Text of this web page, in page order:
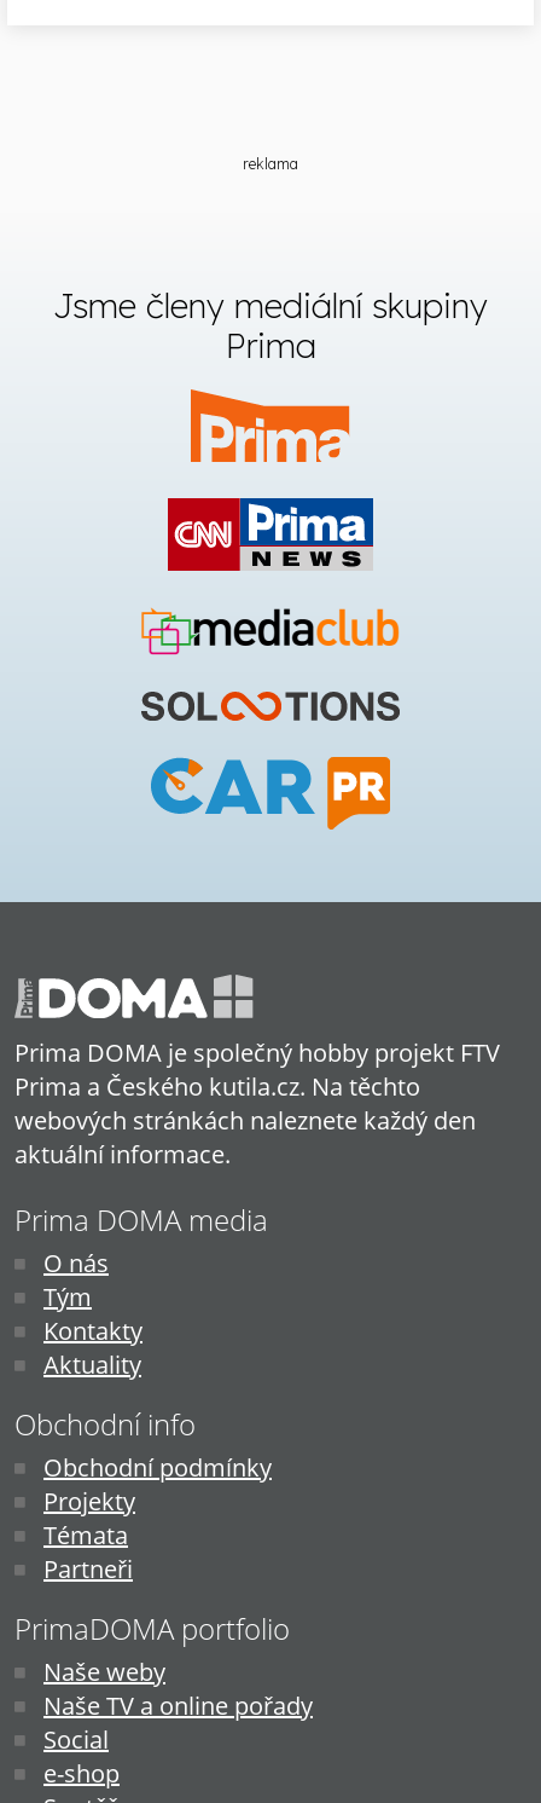
reklama
Jsme členy mediální skupiny
Prima
Prima DOMA je společný hobby projekt FTV
Prima a Českého kutila.cz. Na těchto
webových stránkách naleznete každý den
aktuální informace.
Prima DOMA media
O nás
Tým
Kontakty
Aktuality
Obchodní info
Obchodní podmínky
Projekty
Témata
Partneři
PrimaDOMA portfolio
Naše weby
Naše TV a online pořady
Social
e-shop